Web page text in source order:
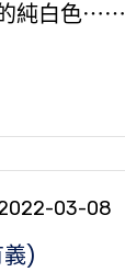
純白色⋯⋯
03-08
)